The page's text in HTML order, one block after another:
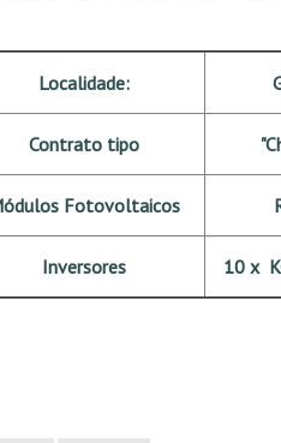
Localidade:
Contrato tipo
Fotovoltaicos
Inversores 10 x